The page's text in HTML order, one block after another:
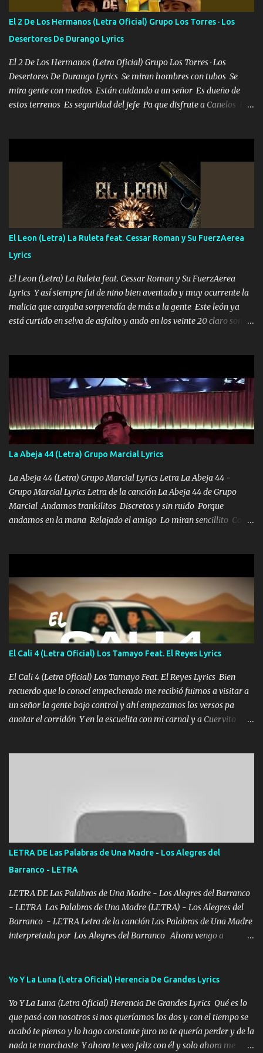
escribiendo y la otra me va a llamar Quiere que vaya a verla y que
la invite a cenar Otras más me están pidiendo que las saque a
bailar Pero es que tengo un par de conciertos más que llenar Se
mueven solo por el interés P...
El 2 De Los Hermanos (Letra Oficial) Grupo Los Torres · Los
Desertores De Durango Lyrics
El 2 De Los Hermanos (Letra Oficial) Grupo Los Torres · Los
Desertores De Durango Lyrics Se miran hombres con tubos Se
mira gente con medios Están cuidando a un señor Es dueño de
estos terrenos Es seguridad del jefe Pa que disfrute a Canelos Es
ni tampoco las mujeres porque es platica de grandes por eso hay
que estar alegres doy las instrucciones para atender los deberes
Música Si es que salta algún problema de confianza tengo gente
ahí está el Hombre Cuarenta y también Pariente 7 arreglan
cualquier problema no más es cuestión que ordené NOS HACE
FALTA UN HERMANO DE CLAVE ERA EL 24 SIEMPRE FUE UN
HOMBRE VALIENTE POR ALGO M'URIÓ PELEAND0 SIEMPRE
VIO POR LA FAMILIA PARA QUE SIGA EL LEGADO Es el DOS de
los HERMANOS un cerebro inteligente y com...
El Leon (Letra) La Ruleta feat. Cessar Roman y Su FuerzAerea
Lyrics
El Leon (Letra) La Ruleta feat. Cessar Roman y Su FuerzAerea
Lyrics Y así siempre fui de niño bien aventado y muy ocurrente la
malicia que cargaba sorprendía de más a la gente Este león ya
está curtido en selva de asfalto y ando en los veinte 20 claro son
pa más pues hay charola les voy a dar hasta topar pues no hay de
otra Música Surcando bien mi camino voy por mi línea no veo a
los lados aquel que no corre vuela no se me duerm voy chicoteado
Ya pasé varias hazañas ya tienen rato que me agarran el colmillo
de este León los estatales no sé esperaron Al tiro esta la PrimiZa
también la nueve que cargo al lado doy la mano al que su amigo y
al traicionero damos pa abajo Y No me paran aquí hay pa más
pues hay charola les voy a dar hasta topar pues no hay de otra...
La Abeja 44 (Letra) Grupo Marcial Lyrics
La Abeja 44 (Letra) Grupo Marcial Lyrics Letra La Abeja 44 -
Grupo Marcial Lyrics Letra de la canción La Abeja 44 de Grupo
Marcial Andamos trankilitos Discretos y sin ruido Porque
andamos en la mana Relajado el amigo Lo miran sencillito Con
coronamos Se jala los marciales Y sus guitarras ya van sonando
Un gallardo me prendo Para agarrar el vuelo y la mente y
tranquilizando Tomense un buen trago Y así es como empezamos
los versos que voy cantando (Music) A vido alta y bajas La carreta
se atora Pero nunca le aflojamos Ya me han pasado cosas Y
aunque ustedes no sepan Pero la vida es muy corta Hay que
echarle chingazos Y seguir trabajando porque nada es...
El Cali 4 (Letra Oficial) Los Tamayo Feat. El Reyes Lyrics
El Cali 4 (Letra Oficial) Los Tamayo Feat. El Reyes Lyrics Bien
recuerdo que lo conocí empecherado me recibió fuimos a visitar a
un señor la gente bajo control y ahí empezamos los versos pa
anotar el corridón Y en la escuelita con mi carnal y a Cuervito
verde se le extraña pa que sepan Aquí Pura GENTE DE LA RANA 🐸
POR CLAVE ES EL CALI 4 EN LA CIUDAD TIJUANA Música Al
tirante andamos mi carnal atento a cualquier necesidad no porque
se ve limpio el camino nos confiamos al andar y nunca con la
misma piedra me vuelvo a tropezar Cuando ando de enamorado
en corto me tiró a per...
LETRA DE Las Palabras de Una Madre - Los Alegres del
Barranco - LETRA
LETRA DE Las Palabras de Una Madre - Los Alegres del Barranco
- LETRA Las Palabras de Una Madre (LETRA) - Los Alegres del
Barranco - LETRA Letra de la canción Las Palabras de Una Madre
interpretada por Los Alegres del Barranco Ahora vengo a
viento a su hijo y aunque ahora ya este con Dios el destino así lo
seguiré esperando hasta volvernos a vernos El recuerdo que yo
tengo de mi mente no se va, en mi corazón me llevo lo mismo que
tu papá, a veces me pongo triste porque no puedo mirarte, mas se
que tu me escuchas porque tu eres mi gran ángel, El desespero me
Yo Y La Luna (Letra Oficial) Herencia De Grandes Lyrics
Yo Y La Luna (Letra Oficial) Herencia De Grandes Lyrics Qué es lo
que pasó con nosotros si nos queríamos los dos y con el tiempo se
acabó te pienso y lo hago constante juro no te quería perder y de la
nada te marchaste Y ahora te veo feliz con él y solo ahora me